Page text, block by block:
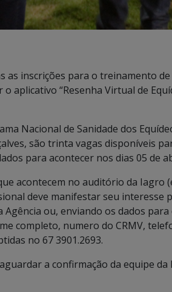
as inscrições para o treinamento
aplicativo “Resenha Virtual de
Nacional de Sanidade dos
são trinta vagas disponíveis
para acontecer nos dias 05 de
acontecem no auditório da Iagro
deve manifestar seu interesse
Agência ou, enviando os dados para
completo, numero do CRMV,
no 67 3901.2693.
a confirmação da equipe